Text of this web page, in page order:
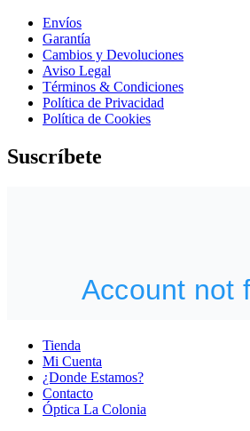
Envíos
Garantía
Cambios y Devoluciones
Aviso Legal
Términos & Condiciones
Política de Privacidad
Política de Cookies
Suscríbete
Tienda
Mi Cuenta
¿Donde Estamos?
Contacto
Óptica La Colonia